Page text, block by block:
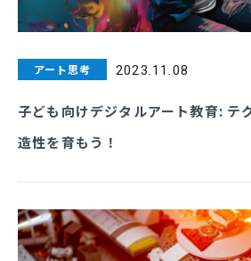
アート思考 2023.11.08
子ども向けデジタルアート教育: テ
造性を育もう！